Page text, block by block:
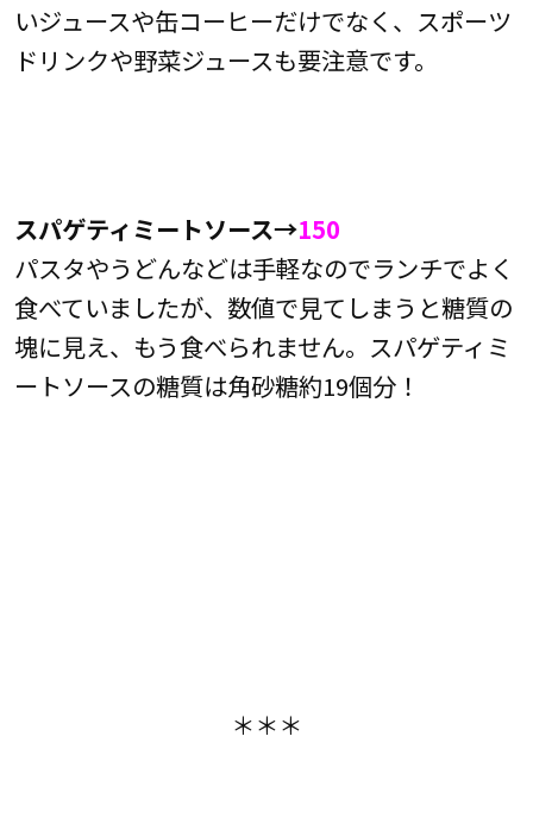
いジュースや缶コーヒーだけでなく、スポーツ
ドリンクや野菜ジュースも要注意です。
スパゲティミートソース→150
パスタやうどんなどは手軽なのでランチでよく
食べていましたが、数値で見てしまうと糖質の
塊に見え、もう食べられません。スパゲティミ
ートソースの糖質は角砂糖約19個分！
＊＊＊